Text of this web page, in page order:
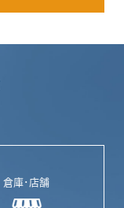
倉庫･店舗